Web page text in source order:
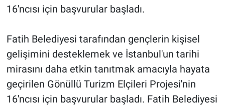
16'ncısı için başvurular başladı.
Fatih Belediyesi tarafından gençlerin kişisel
gelişimini desteklemek ve İstanbul'un tarihi
mirasını daha etkin tanıtmak amacıyla hayata
geçirilen Gönüllü Turizm Elçileri Projesi'nin
16'ncısı için başvurular başladı. Fatih Belediyesi